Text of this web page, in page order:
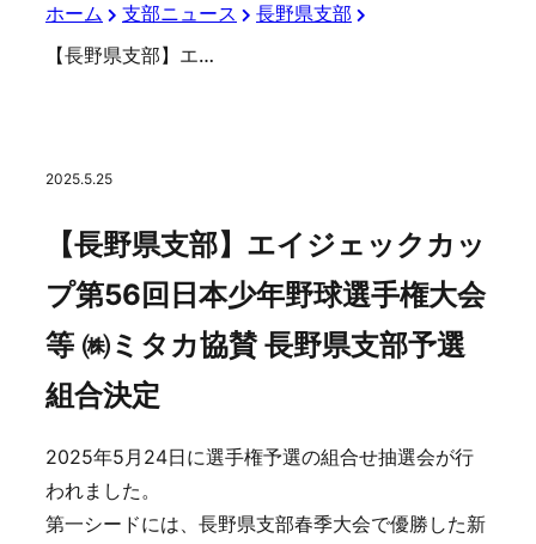
ホーム 支部ニュース
長野県支部
【長野県支部】エイジェックカップ第56回日本少年野球選手権大会等 ㈱ミタカ協賛 長野県支部予選 組合決定
2025.5.25
【長野県支部】エイジェックカッ
プ第56回日本少年野球選手権大会
等 ㈱ミタカ協賛 長野県支部予選
組合決定
2025年5月24日に選手権予選の組合せ抽選会が行
われました。
第一シードには、長野県支部春季大会で優勝した新